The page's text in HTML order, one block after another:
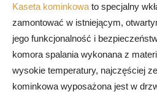
Kaseta kominkowa to specjalny
zamontować w istniejącym,
jego funkcjonalność i
komora spalania wykonana z
wysokie temperatury, najczęściej
kominkowa wyposażona jest w